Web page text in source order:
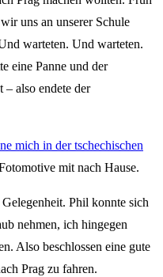
uns an unserer Schule
warteten. Und warteten.
eine Panne und der
– also endete der
mich in der tschechischen
mit nach Hause.
Phil konnte sich
nehmen, ich hingegen
Also beschlossen eine gute
Prag zu fahren.